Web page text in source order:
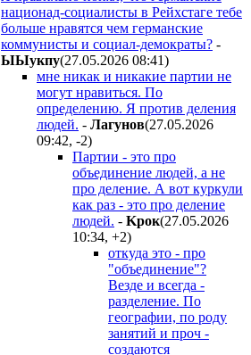
национад-социалисты в Рейхстаге тебе
больше нравятся чем германские
коммунисты и социал-демократы? -
ЫЫyкпy(27.05.2026 08:41)
мне никак и никакие партии не
могут нравиться. По
определению. Я против деления
людей. - Лaгyнoв(27.05.2026
09:42, -2)
Партии - это про
объединение людей, а не
про деление. А вот куркули
как раз - это про деление
людей. - Kpoк(27.05.2026
10:34, +2)
откуда это - про
"объединение"?
Везде и всегда -
разделение. По
географии, по роду
занятий и проч -
создаются